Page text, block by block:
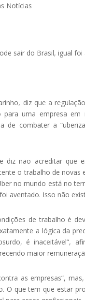
Notícias
sair do Brasil, igual
diz que a
para uma empresa
combater a
diz não acreditar que
o trabalho de novas
no mundo está no
aventado. Isso não
de trabalho é
a lógica da
é inaceitável”,
maior
as empresas”,
O que tem que estar